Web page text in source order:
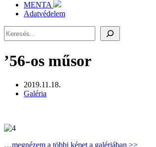
MENTA
Adatvédelem
Keresés
’56-os műsor
2019.11.18.
Galéria
…megnézem a többi képet a galériában >>